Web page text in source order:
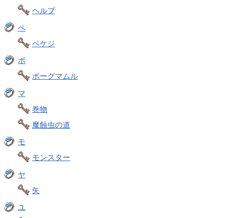
ヘルプ
ペ
ペケジ
ボ
ボーグマムル
マ
巻物
魔蝕虫の道
モ
モンスター
ヤ
矢
ユ